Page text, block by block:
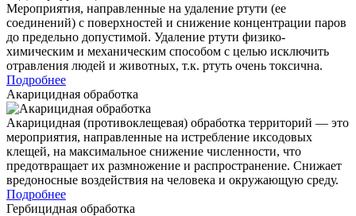
Мероприятия, направленные на удаление ртути (ее
соединений) с поверхностей и снижение концентрации паров
до предельно допустимой. Удаление ртути физико-
химическим и механическим способом с целью исключить
отравления людей и животных, т.к. ртуть очень токсична.
Подробнее
Акарицидная обработка
Акарицидная (противоклещевая) обработка территорий — это
мероприятия, направленные на истребление иксодовых
клещей, на максимальное снижение численности, что
предотвращает их размножение и распространение. Снижает
вредоносные воздействия на человека и окружающую среду.
Подробнее
Гербицидная обработка